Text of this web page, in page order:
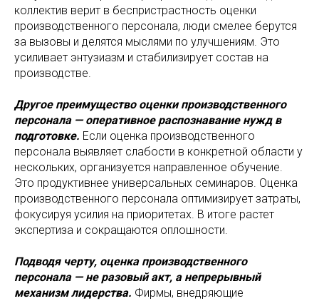
коллектив верит в беспристрастность оценки
производственного персонала, люди смелее берутся
за вызовы и делятся мыслями по улучшениям. Это
усиливает энтузиазм и стабилизирует состав на
производстве.
Другое преимущество оценки производственного
персонала — оперативное распознавание нужд в
подготовке. Если оценка производственного
персонала выявляет слабости в конкретной области у
нескольких, организуется направленное обучение.
Это продуктивнее универсальных семинаров. Оценка
производственного персонала оптимизирует затраты,
фокусируя усилия на приоритетах. В итоге растет
экспертиза и сокращаются оплошности.
Подводя черту, оценка производственного
персонала — не разовый акт, а непрерывный
механизм лидерства. Фирмы, внедряющие